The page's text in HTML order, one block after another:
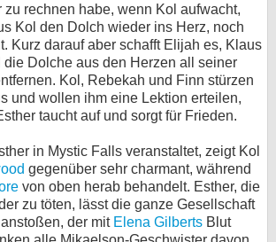
zu rechnen habe, wenn Kol aufwacht,
Kol den Dolch wieder ins Herz, noch
Kurz darauf aber schafft Elijah es, Klaus
die Dolche aus den Herzen all seiner
Kol, Rebekah und Finn stürzen
und wollen ihm eine Lektion erteilen,
taucht auf und sorgt für Frieden.
in Mystic Falls veranstaltet, zeigt Kol
gegenüber sehr charmant, während
von oben herab behandelt. Esther, die
zu töten, lässt die ganze Gesellschaft
der mit Elena Gilberts Blut